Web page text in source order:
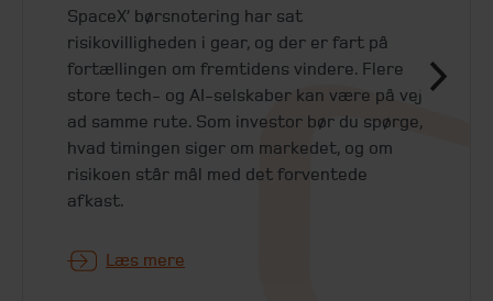
SpaceX’ børsnotering har sat
risikovilligheden i gear, og der er fart på
fortællingen om fremtidens vindere. Flere
store tech- og AI-selskaber kan være på vej
ad samme rute. Som investor bør du spørge,
hvad timingen siger om markedet, og om
risikoen står mål med det forventede
afkast.
Læs mere